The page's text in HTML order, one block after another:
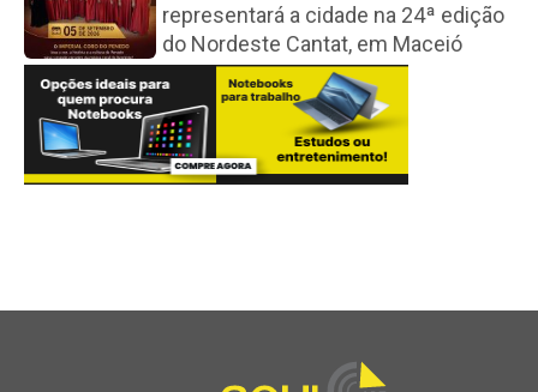
representará a cidade na 24ª edição
do Nordeste Cantat, em Maceió